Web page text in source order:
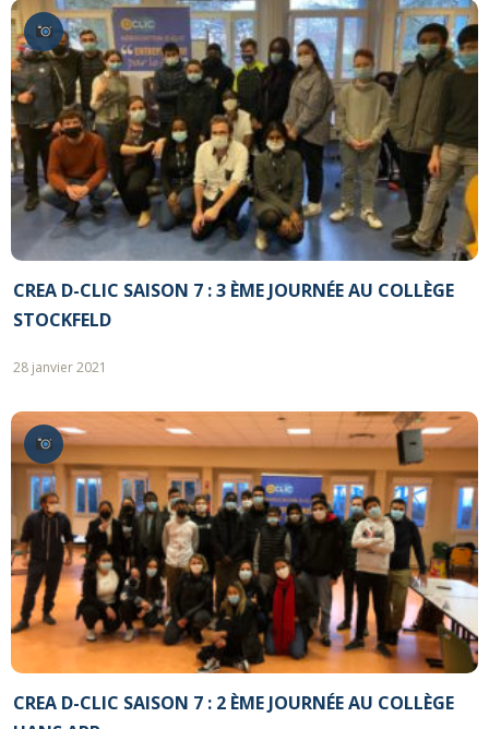
CREA D-CLIC SAISON 7 : 3 ÈME JOURNÉE AU COLLÈGE
STOCKFELD
28 janvier 2021
CREA D-CLIC SAISON 7 : 2 ÈME JOURNÉE AU COLLÈGE